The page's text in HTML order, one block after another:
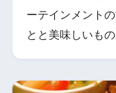
ーテインメント
とと美味しいも